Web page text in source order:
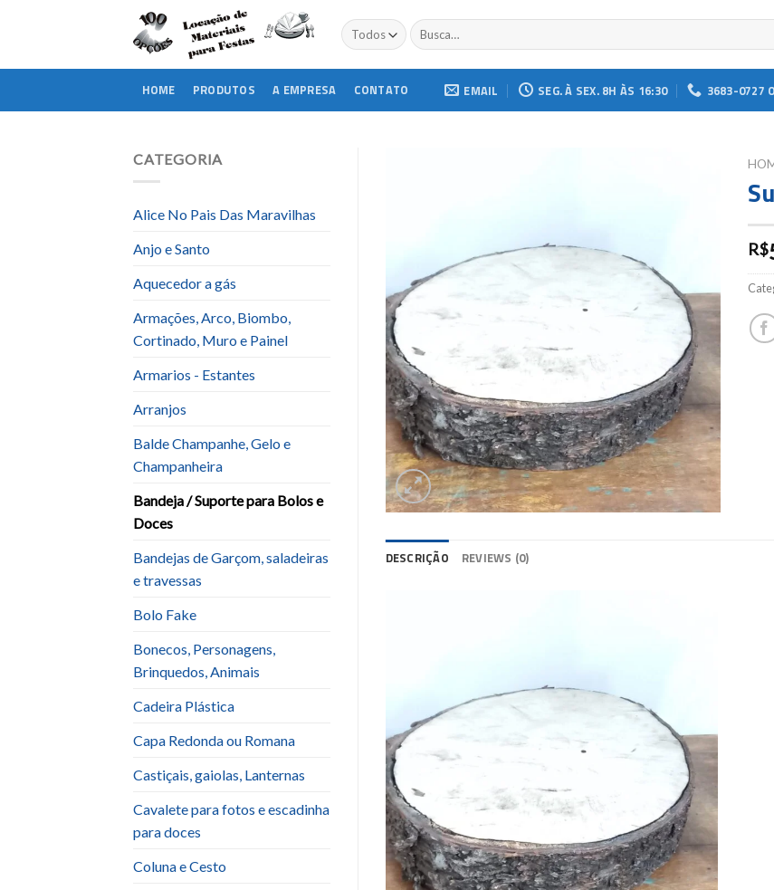
Buscar
por:
HOME PRODUTOS A EMPRESA CONTATO EMAIL SEG. À SEX. 8H ÀS 16:30 3683-0727
CATEGORIA
Alice No Pais Das Maravilhas
Anjo e Santo
Aquecedor a gás
Armações, Arco, Biombo,
Cortinado, Muro e Painel
Armarios - Estantes
Arranjos
Balde Champanhe, Gelo e
Champanheira
Bandeja / Suporte para Bolos e
Doces
Bandejas de Garçom, saladeiras
e travessas
Bolo Fake
Bonecos, Personagens,
Brinquedos, Animais
Cadeira Plástica
Capa Redonda ou Romana
Castiçais, gaiolas, Lanternas
Cavalete para fotos e escadinha
para doces
Coluna e Cesto
R$
DESCRIÇÃO REVIEWS (0)